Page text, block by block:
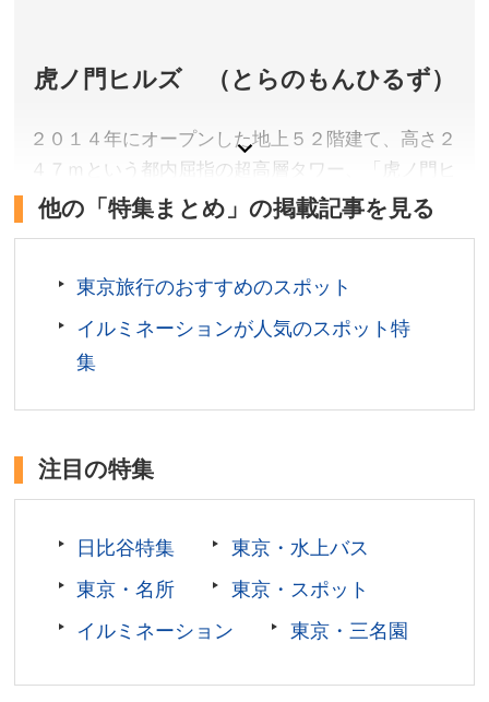
駅より徒歩約10分。
お問い合わせ／03-3434-4029(旧芝離宮恩賜庭園サー
ビスセンター)
虎ノ門ヒルズ （とらのもんひるず）
２０１４年にオープンした地上５２階建て、高さ２
４７ｍという都内屈指の超高層タワー、「虎ノ門ヒ
ルズ森タワー」。日本初進出のホテル「アンダー
クとして今も注目されています。至る所に展示され
たパブリックアートを鑑賞したり、芝生が広がるオ
ーバル広場を散歩するのもおすすめです。
ワー」が開業。東京中の名だたる名店が集結した
アやスーパーマーケットなどが誕生しました。虎ノ
門ヒルズエリアから新たなビジネスやイノベーショ
ンを次々と生み出すことで、国際都市・東京のさら
また、 「虎ノ門ヒルズ 森タワー」、「虎ノ門ヒル
ズ ビジネスタワー」、「虎ノ門ヒルズ レジデンシ
ヒルズ ステーションタワー」が開業しました。拡
他の「特集まとめ」の掲載記事を見る
東京旅行のおすすめのスポット
イルミネーションが人気のスポット特
集
注目の特集
日比谷特集
東京・水上バス
東京・名所
東京・スポット
イルミネーション
東京・三名園